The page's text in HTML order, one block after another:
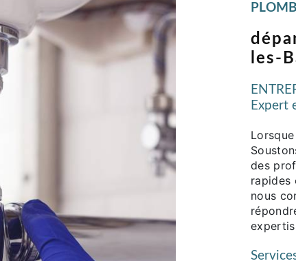
les-
Expert
des
rapides
nous